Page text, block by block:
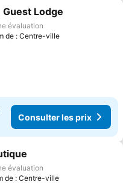
à mes favoris
Guest Lodge
évaluation
de : Centre-ville
Consulter les prix
à mes favoris
évaluation
de : Centre-ville